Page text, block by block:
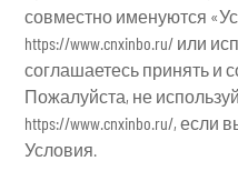
совместно именуются
https://www.cnxinbo.ru/ или
соглашаетесь принять и
Пожалуйста, не
https://www.cnxinbo.ru/,
Условия.